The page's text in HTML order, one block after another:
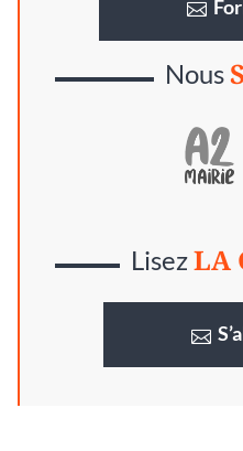
Nous
LisezLA